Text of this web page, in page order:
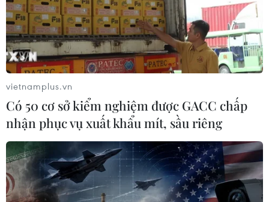
vietnamplus.vn
Có 50 cơ sở kiểm nghiệm được GACC chấp
nhận phục vụ xuất khẩu mít, sầu riêng